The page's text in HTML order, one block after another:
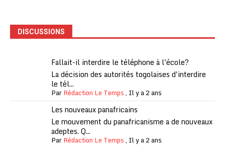
DISCUSSIONS
Fallait-il interdire le téléphone à l'école?
La décision des autorités togolaises d'interdire
le tél...
ParRédaction Le Temps, Il y a 2 ans
Les nouveaux panafricains
Le mouvement du panafricanisme a de nouveaux
adeptes. Q...
ParRédaction Le Temps, Il y a 2 ans